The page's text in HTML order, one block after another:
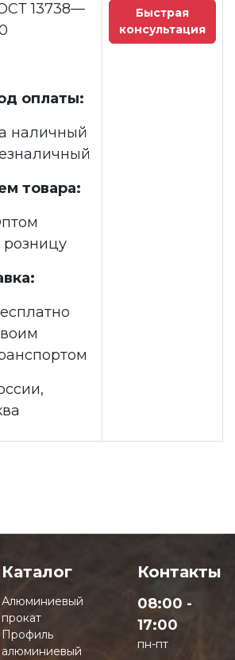
13738—
оплаты:
наличный
товара:
розницу
Быстрая
консультация
Каталог
Алюминиевый
прокат
Профиль
алюминиевый
Контакты
08:00 -
17:00
пн-пт